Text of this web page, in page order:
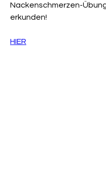
Nackenschmerzen-
erkunden!
HIER